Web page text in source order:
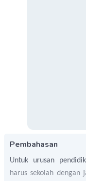
Pembahasan
Untuk urusan
harus sekolah